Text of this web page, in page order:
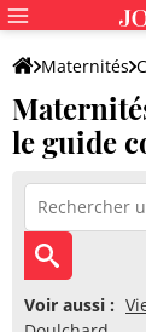
Maternités
le guide
Voir aussi :